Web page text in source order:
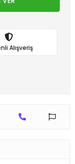
Alışveriş